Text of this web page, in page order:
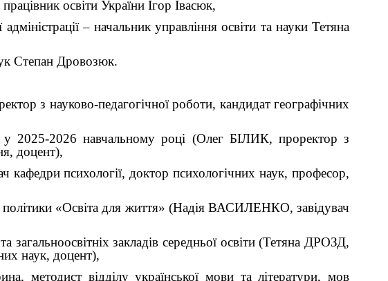
освіти України Ігор Івасюк,
– начальник управління освіти та науки Тетяна
Степан Дровозюк.
з науково-педагогічної роботи, кандидат географічних
у 2025-2026 навчальному році (Олег БІЛИК, проректор з
доцент),
психології, доктор психологічних наук, професор,
політики «Освіта для життя» (Надія ВАСИЛЕНКО, завідувач
загальноосвітніх закладів середньої освіти (Тетяна ДРОЗД,
наук, доцент),
методист відділу української мови та літератури, мов